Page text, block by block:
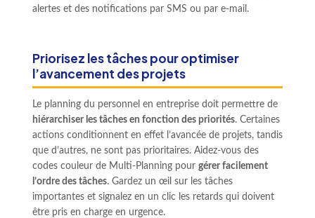
alertes et des notifications par SMS ou par e-mail.
Priorisez les tâches pour optimiser
l’avancement des projets
Le planning du personnel en entreprise doit permettre de
hiérarchiser les tâches en fonction des priorités. Certaines
actions conditionnent en effet l’avancée de projets, tandis
que d’autres, ne sont pas prioritaires. Aidez-vous des
codes couleur de Multi-Planning pour gérer facilement
l’ordre des tâches. Gardez un œil sur les tâches
importantes et signalez en un clic les retards qui doivent
être pris en charge en urgence.